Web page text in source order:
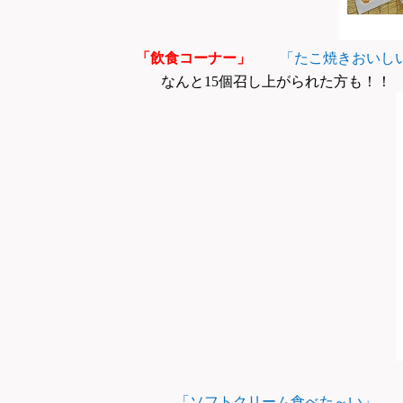
「飲食コーナー」
「たこ焼きおいし
なんと15個召し上がられた方も！！